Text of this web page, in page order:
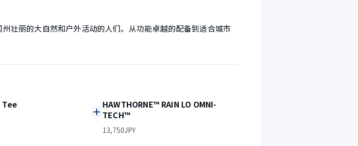
壮丽的大自然和户外活动的人们。从功能卓越的配备到适合城市
HAWTHORNE™ RAIN LO OMNI-
TECH™
13,750JPY